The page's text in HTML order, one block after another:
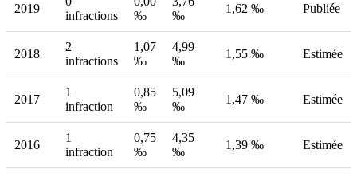
2019
infractions
‰
‰
1,62 ‰ Publiée
2018
2
infractions
1,07
‰
4,99
‰
1,55 ‰ Estimée
2017
1
infraction
0,85
‰
5,09
‰
1,47 ‰ Estimée
2016
1
infraction
0,75
‰
4,35
‰
1,39 ‰ Estimée